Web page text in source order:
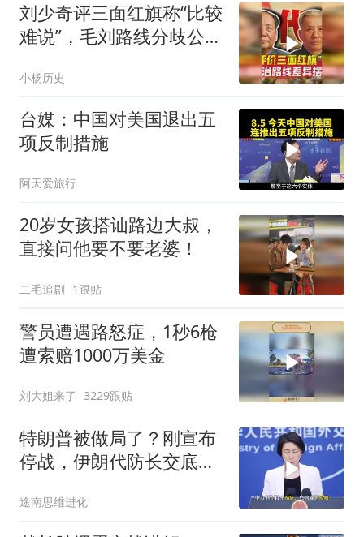
刘少奇评三面红旗称“比较
难说”，毛刘路线分歧公开
小杨历史
台媒：中国对美国退出五
项反制措施
阿天爱旅行
20岁女孩搭讪路边大叔，
直接问他要不要老婆！
二毛追剧 1跟贴
警员遭遇路怒症，1秒6枪
遭索赔1000万美金
刘大姐来了 3229跟贴
特朗普被做局了？刚宣布
停战，伊朗代防长交底，
途南思维进化